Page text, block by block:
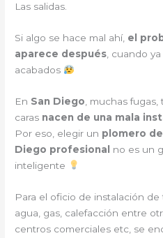
Las salidas.
Si algo se hace mal ahí, el
aparece después , cuando
acabados
En San Diego , muchas
caras nacen de una mala
Por eso, elegir un plomero
Diego profesional
no es un
inteligente
Para el oficio de instalación
agua, gas, calefacción entre
centros comerciales etc, se